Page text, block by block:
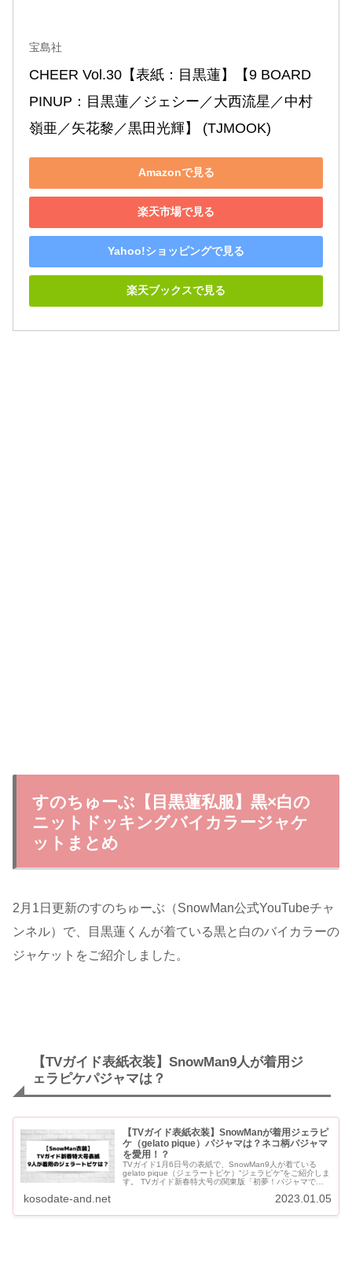
宝島社
CHEER Vol.30【表紙：目黒蓮】【9 BOARD
PINUP：目黒蓮／ジェシー／大西流星／中村
嶺亜／矢花黎／黒田光輝】 (TJMOOK)
Amazonで見る
楽天市場で見る
Yahoo!ショッピングで見る
楽天ブックスで見る
すのちゅーぶ【目黒蓮私服】黒×白の
ニットドッキングバイカラージャケ
ットまとめ
2月1日更新のすのちゅーぶ（SnowMan公式YouTubeチャ
ンネル）で、目黒蓮くんが着ている黒と白のバイカラーの
ジャケットをご紹介しました。
【TVガイド表紙衣装】SnowMan9人が着用ジ
ェラピケパジャマは？
【TVガイド表紙衣装】SnowManが着用ジェラピ
ケ（gelato pique）パジャマは？ネコ柄パジャマ
を愛用！？
TVガイド1月6日号の表紙で、SnowMan9人が着ている
gelato pique（ジェラートピケ）“ジェラピケ”をご紹介しま
す。 TVガイド新春特大号の関東版「初夢！パジャマでお
kosodate-and.net 2023.01.05